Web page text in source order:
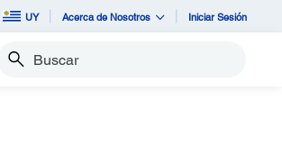
UY Acerca de Nosotros Iniciar Sesión
Buscar